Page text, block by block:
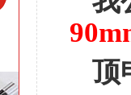
顶